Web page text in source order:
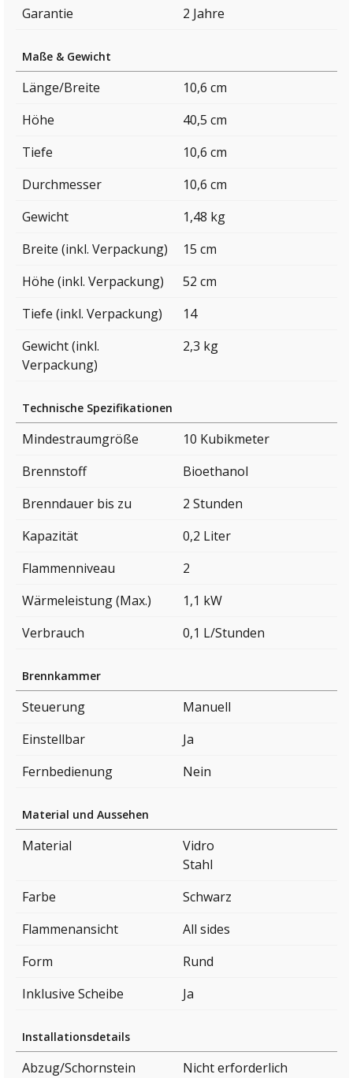
Garantie 2 Jahre
Maße & Gewicht
Länge/Breite
10,6 cm
Höhe
40,5 cm
Tiefe
10,6 cm
Durchmesser
10,6 cm
Gewicht
1,48 kg
Breite (inkl. Verpackung)
15 cm
Höhe (inkl. Verpackung)
52 cm
Tiefe (inkl. Verpackung)
14
Gewicht (inkl.
Verpackung)
2,3 kg
Technische Spezifikationen
Mindestraumgröße
10 Kubikmeter
Brennstoff
Bioethanol
Brenndauer bis zu
2 Stunden
Kapazität
0,2 Liter
Flammenniveau
2
Wärmeleistung (Max.)
1,1 kW
Verbrauch
0,1 L/Stunden
Brennkammer
Steuerung
Manuell
Einstellbar
Ja
Fernbedienung
Nein
Material und Aussehen
Material
Vidro
Stahl
Farbe
Schwarz
Flammenansicht
All sides
Form
Rund
Inklusive Scheibe
Ja
Installationsdetails
Abzug/Schornstein
Nicht erforderlich